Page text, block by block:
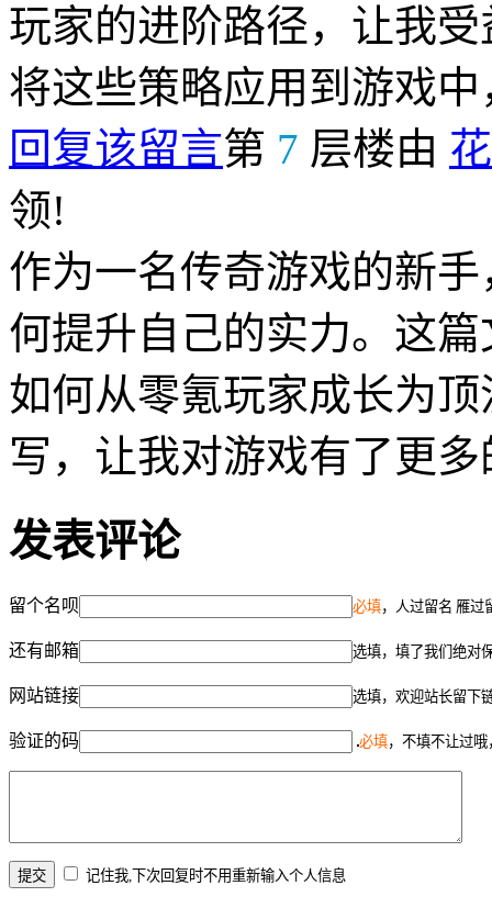
玩家的进阶路径，让我
将这些策略应用到游戏
回复该留言第 7 层楼由
领!
作为一名传奇游戏的新
何提升自己的实力。这
如何从零氪玩家成长为
写，让我对游戏有了更
发表评论
留个名呗 必填，人过留名 雁过
还有邮箱 选填，填了我们绝对
网站链接 选填，欢迎站长留下
验证的码 必填，不填不让过
记住我,下次回复时不用重新输入个人信息